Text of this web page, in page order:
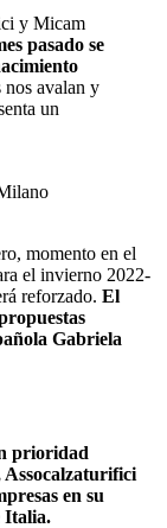
y Micam
pasado se
nos avalan y
un
momento en el
el invierno 2022-
reforzado. El
Gabriela
prioridad
en su
Italia.